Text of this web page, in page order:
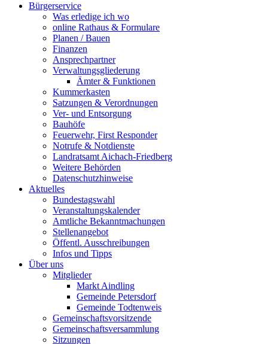
Bürgerservice
Was erledige ich wo
online Rathaus & Formulare
Planen / Bauen
Finanzen
Ansprechpartner
Verwaltungsgliederung
Ämter & Funktionen
Kummerkasten
Satzungen & Verordnungen
Ver- und Entsorgung
Bauhöfe
Feuerwehr, First Responder
Notrufe & Notdienste
Landratsamt Aichach-Friedberg
Weitere Behörden
Datenschutzhinweise
Aktuelles
Bundestagswahl
Veranstaltungskalender
Amtliche Bekanntmachungen
Stellenangebot
Öffentl. Ausschreibungen
Infos und Tipps
Über uns
Mitglieder
Markt Aindling
Gemeinde Petersdorf
Gemeinde Todtenweis
Gemeinschaftsvorsitzende
Gemeinschaftsversammlung
Sitzungen